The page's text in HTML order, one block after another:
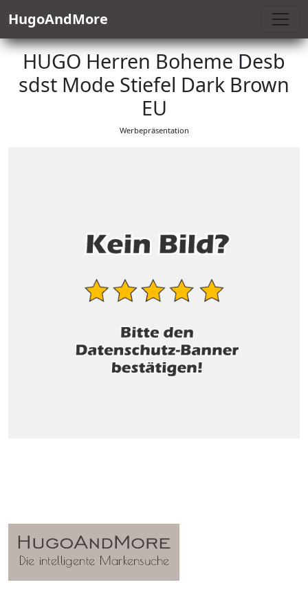
HugoAndMore
HUGO Herren Boheme Desb
sdst Mode Stiefel Dark Brown
EU
Werbepräsentation